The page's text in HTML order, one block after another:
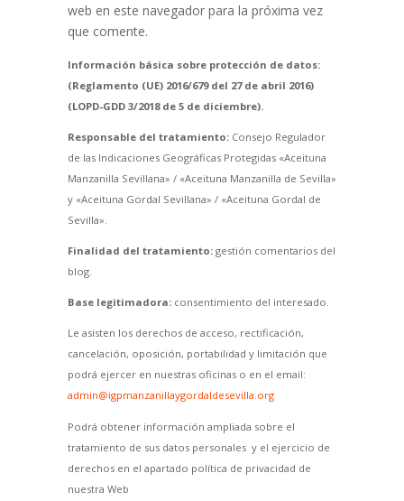
web en este navegador para la próxima vez
que comente.
Información básica sobre protección de datos:
(Reglamento (UE) 2016/679 del 27 de abril 2016)
(LOPD-GDD 3/2018 de 5 de diciembre).
Responsable del tratamiento:Consejo Regulador
de las Indicaciones Geográficas Protegidas «Aceituna
Manzanilla Sevillana» / «Aceituna Manzanilla de Sevilla»
y «Aceituna Gordal Sevillana» / «Aceituna Gordal de
Sevilla».
Finalidad del tratamiento:gestión comentarios del
blog.
Base legitimadora:consentimiento del interesado.
Le asisten los derechos de acceso, rectificación,
cancelación, oposición, portabilidad y limitación que
podrá ejercer en nuestras oficinas o en el email:
admin@igpmanzanillaygordaldesevilla.org
Podrá obtener información ampliada sobre el
tratamiento de sus datos personales y el ejercicio de
derechos en el apartado política de privacidad de
nuestra Web